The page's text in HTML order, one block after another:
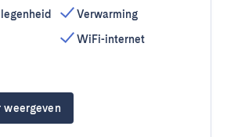
Verwarming
WiFi-internet